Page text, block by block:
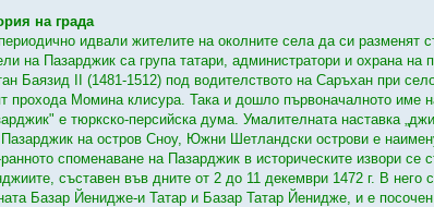
на града
идвали жителите на околните села да си разменят
на Пазарджик са група татари, администратори и охрана на
Баязид II (1481-1512) под водителството на Саръхан при
прохода Момина клисура. Така и дошло първоначалното име
е тюркско-персийска дума. Умалителната наставка
на остров Сноу, Южни Шетландски острови е
споменаване на Пазарджик в историческите извори
съставен във дните от 2 до 11 декември 1472 г. В
Базар Йенидже-и Татар и Базар Татар Йенидже, и е